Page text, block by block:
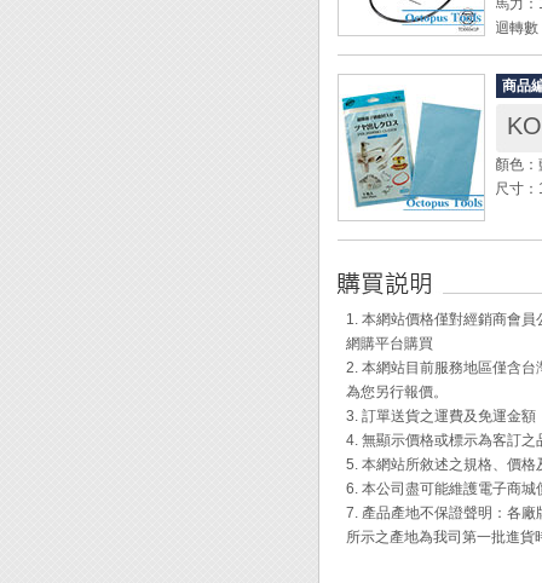
馬力
迴轉
尺寸
砂輪
重量
材質
軸徑
羊毛輪
商品
顏色
尺寸
◆ 擦拭
◆ 擦拭
◆ 使用
◆ 多次
◆ 最適
鈦、
1. 本網站價格僅對經銷商會
網購平台購買
2. 本網站目前服務地區僅含
為您另行報價。
3. 訂單送貨之運費及免運金
4. 無顯示價格或標示為客訂
5. 本網站所敘述之規格、價
6. 本公司盡可能維護電子商
7. 產品產地不保證聲明：各
所示之產地為我司第一批進